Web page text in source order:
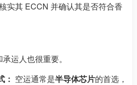
实其 ECCN 并确认其是否符合香
运人也很重要。
： 空运通常是半导体芯片的首选，